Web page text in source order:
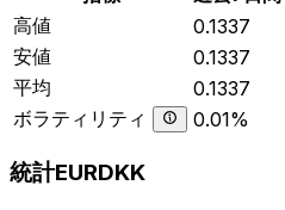
高値
0.1337
安値
0.1337
平均
0.1337
ボラティリティ
0.01%
統計EURDKK